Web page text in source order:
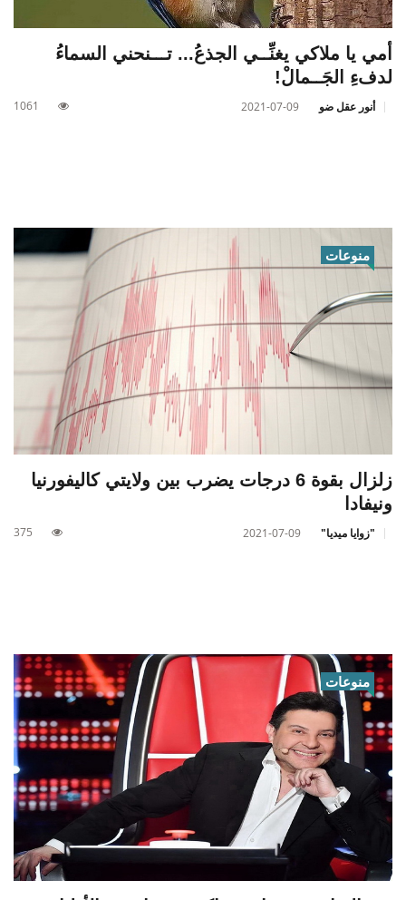
أمي يا ملاكي يغنِّــي الجذعُ... تـــنحني السماءُ
لدفءِ الجَــمالْ!
أنور عقل ضو 2021-07-09
1061
منوعات
زلزال بقوة 6 درجات يضرب بين ولايتي كاليفورنيا
ونيفادا
"زوايا ميديا" 2021-07-09
375
منوعات